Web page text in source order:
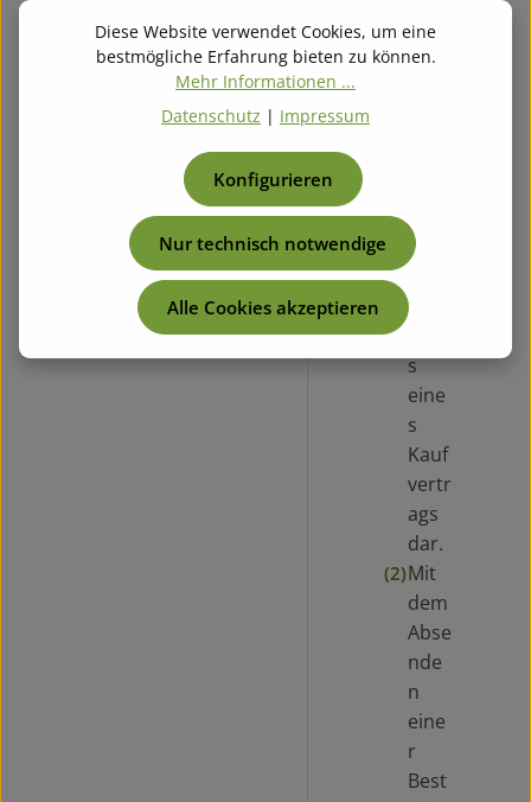
stell
en
ebot
Absc
s
eine
s
Kauf
vertr
ags
dar.
(2)Mit
dem
Abse
nde
n
eine
r
Best
Diese Website verwendet Cookies, um eine
bestmögliche Erfahrung bieten zu können.
Mehr Informationen ...
Datenschutz | Impressum
Nur technisch notwendige
Konfigurieren
Alle Cookies akzeptieren